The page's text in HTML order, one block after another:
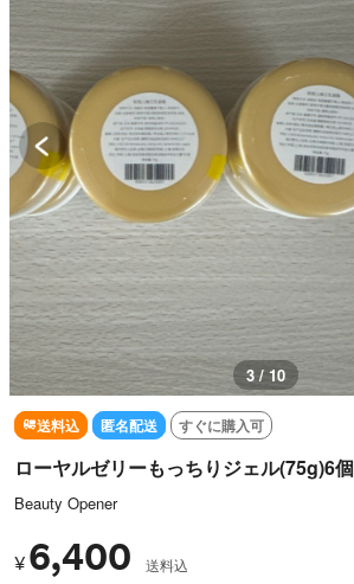
3 / 10
送料込 匿名配送 すぐに購入可
ローヤルゼリーもっちりジェル(75g)6個
Beauty Opener
¥ 6,400 送料込